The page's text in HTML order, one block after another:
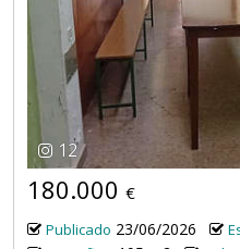
12
180.000 €
Publicado 23/06/2026